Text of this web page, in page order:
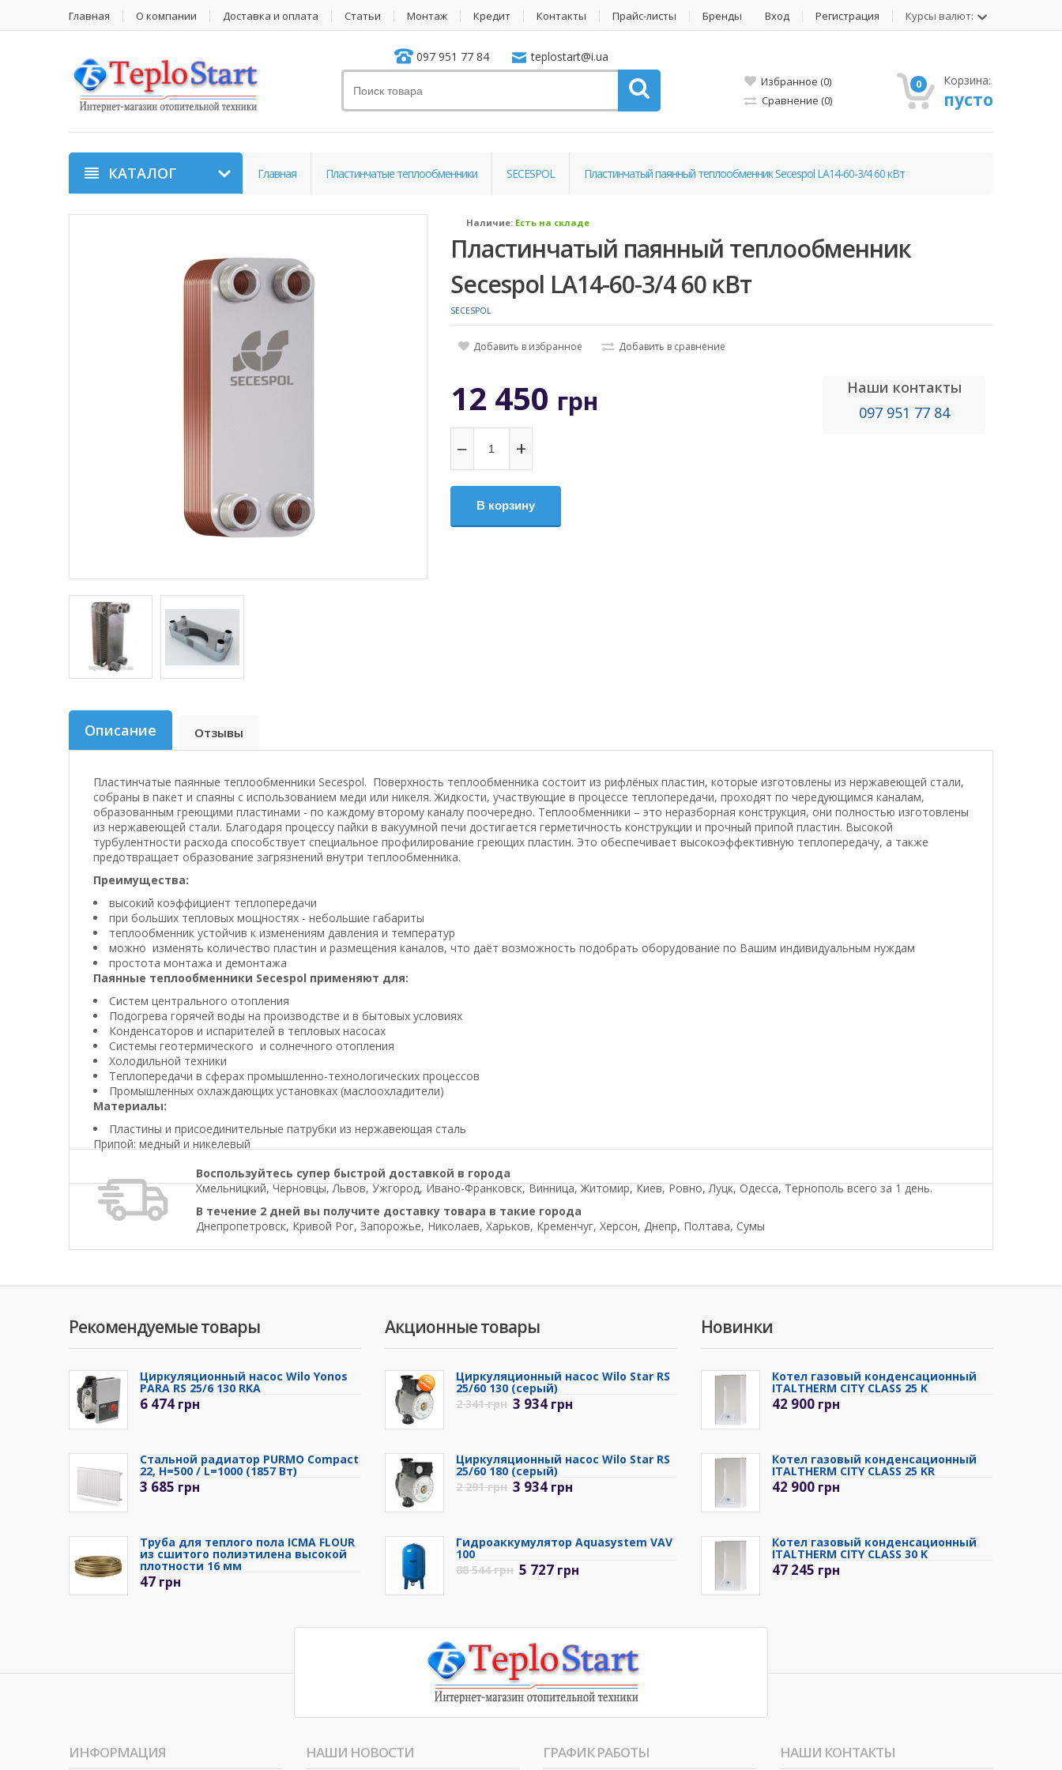
Главная О компании Доставка и оплата Статьи Монтаж Кредит Контакты Прайс-листы Бренды Вход Регистрация Курсы валют:
097 951 77 84 teplostart@i.ua
Избранное (0)
Сравнение (0)
0 Корзина:
пусто
КАТАЛОГ Главная Пластинчатые теплообменники SECESPOL Пластинчатый паянный теплообменник Secespol LA14-60-3/4 60 кВт
Наличие: Есть на складе
Пластинчатый паянный теплообменник
Secespol LA14-60-3/4 60 кВт
SECESPOL
Добавить в избранное Добавить в сравнение
12 450 грн
− +
В корзину
Наши контакты
097 951 77 84
Описание Отзывы
Пластинчатые паянные теплообменники Secespol. Поверхность теплообменника состоит из рифлёных пластин, которые изготовлены из нержавеющей стали,
собраны в пакет и спаяны с использованием меди или никеля. Жидкости, участвующие в процессе теплопередачи, проходят по чередующимся каналам,
образованным греющими пластинами - по каждому второму каналу поочередно. Теплообменники – это неразборная конструкция, они полностью изготовлены
из нержавеющей стали. Благодаря процессу пайки в вакуумной печи достигается герметичность конструкции и прочный припой пластин. Высокой
турбулентности расхода способствует специальное профилирование греющих пластин. Это обеспечивает высокоэффективную теплопередачу, а также
предотвращает образование загрязнений внутри теплообменника.
Преимущества:
высокий коэффициент теплопередачи
при больших тепловых мощностях - небольшие габариты
теплообменник устойчив к изменениям давления и температур
можно изменять количество пластин и размещения каналов, что даёт возможность подобрать оборудование по Вашим индивидуальным нуждам
простота монтажа и демонтажа
Паянные теплообменники Secespol применяют для:
Систем центрального отопления
Подогрева горячей воды на производстве и в бытовых условиях
Конденсаторов и испарителей в тепловых насосах
Системы геотермического и солнечного отопления
Холодильной техники
Теплопередачи в сферах промышленно-технологических процессов
Промышленных охлаждающих установках (маслоохладители)
Материалы:
Пластины и присоединительные патрубки из нержавеющая сталь
Припой: медный и никелевый
Воспользуйтесь супер быстрой доставкой в города
Хмельницкий, Черновцы, Львов, Ужгород, Ивано-Франковск, Винница, Житомир, Киев, Ровно, Луцк, Одесса, Тернополь всего за 1 день.
В течение 2 дней вы получите доставку товара в такие города
Днепропетровск, Кривой Рог, Запорожье, Николаев, Харьков, Кременчуг, Херсон, Днепр, Полтава, Сумы
Рекомендуемые товары
Циркуляционный насос Wilo Yonos
PARA RS 25/6 130 RKA
6 474 грн
Стальной радиатор PURMO Compact
22, H=500 / L=1000 (1857 Вт)
3 685 грн
Труба для теплого пола ICMA FLOUR
из сшитого полиэтилена высокой
плотности 16 мм
47 грн
Акционные товары
Циркуляционный насос Wilo Star RS
25/60 130 (серый)
2 341грн 3 934 грн
Циркуляционный насос Wilo Star RS
25/60 180 (серый)
2 291грн 3 934 грн
Гидроаккумулятор Aquasystem VAV
100
88 544грн 5 727 грн
Новинки
Котел газовый конденсационный
ITALTHERM CITY CLASS 25 K
42 900 грн
Котел газовый конденсационный
ITALTHERM CITY CLASS 25 KR
42 900 грн
Котел газовый конденсационный
ITALTHERM CITY CLASS 30 K
47 245 грн
ИНФОРМАЦИЯ НАШИ НОВОСТИ ГРАФИК РАБОТЫ НАШИ КОНТАКТЫ